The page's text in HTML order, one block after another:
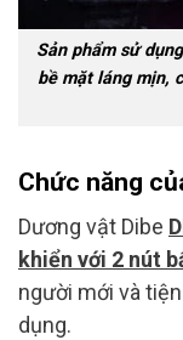
Sản phẩm sử
bề mặt láng mịn,
Chức năng
Dương vật Dibe
khiển với 2 nút
người mới và
dụng.